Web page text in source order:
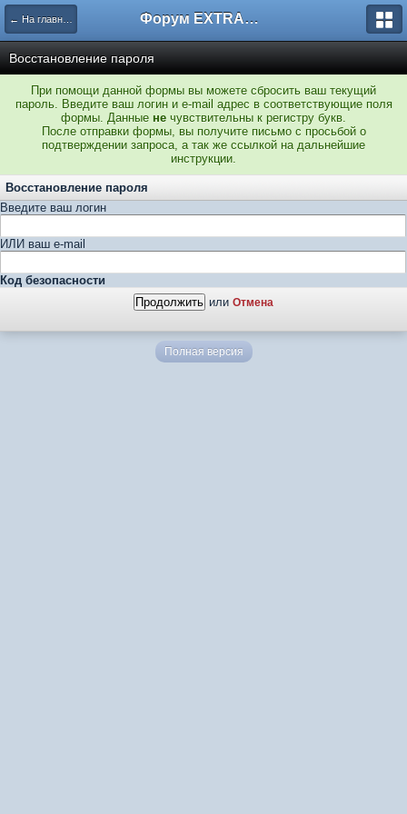
← На главную Форум EXTRACTOR.ru
Восстановление пароля
При помощи данной формы вы можете сбросить ваш текущий
пароль. Введите ваш логин и e-mail адрес в соответствующие поля
формы. Данные не чувствительны к регистру букв.
После отправки формы, вы получите письмо с просьбой о
подтверждении запроса, а так же ссылкой на дальнейшие
инструкции.
Восстановление пароля
Введите ваш логин
ИЛИ ваш e-mail
Код безопасности
или Отмена
Полная версия